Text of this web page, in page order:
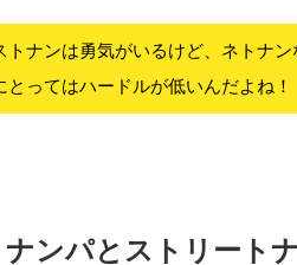
トナンは勇気がいるけど、ネトナ
とってはハードルが低いんだよね！
ンパとストリート